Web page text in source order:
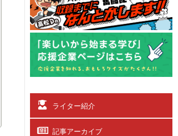
ライター紹介
記事アーカイブ